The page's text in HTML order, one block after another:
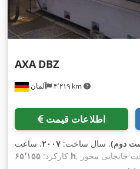
آلمان ۴٬۲۱۹ km
AXA DBZ
اطلاعات قیمت
دوم), سال ساخت: ۲۰۰۷, ساعت
کارکرد: ۶۵٬۱۵۵ h